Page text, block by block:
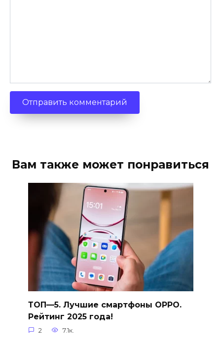
Вам также может понравиться
ТОП—5. Лучшие смартфоны OPPO.
Рейтинг 2025 года!
2 7.1к.